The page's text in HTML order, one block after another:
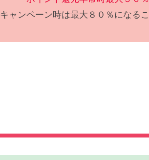
キャンペーン時は最大８０％になる